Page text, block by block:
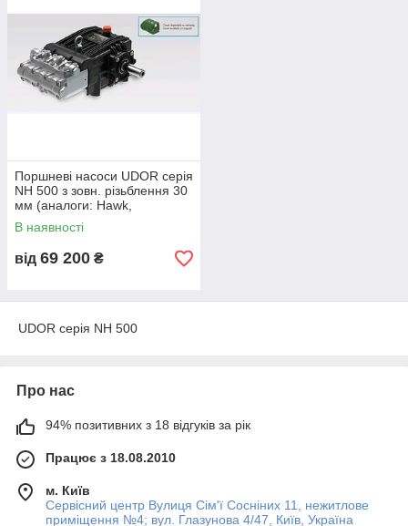
Поршневі насоси UDOR серія
NH 500 з зовн. різьблення 30
мм (аналоги: Hawk,
Interpump, Annovi Reverberi)
В наявності
від 69 200 ₴
UDOR серія NH 500
Про нас
94% позитивних з 18 відгуків за рік
Працює з 18.08.2010
м. Київ
Сервісний центр Вулиця Сім'ї Сосніних 11, нежитлове
приміщення №4; вул. Глазунова 4/47, Київ, Україна